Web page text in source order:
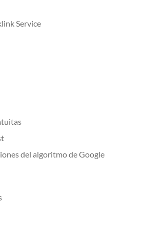
Service
del algoritmo de Google